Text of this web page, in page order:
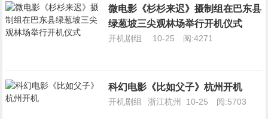
微电影《杉杉来迟》摄制组在巴东县
绿葱坡三尖观林场举行开机仪式
开机剧组 10-25 阅:4271
科幻电影《比如父子》杭州开机
开机剧组 浙江杭州 10-25 阅:5703